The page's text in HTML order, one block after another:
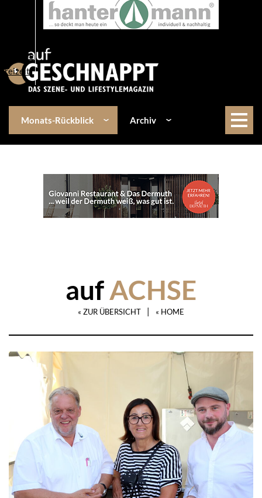
Lifestyle
Freizeit
Monats-Rückblick Archiv
aufACHSE
« ZUR ÜBERSICHT | « HOME